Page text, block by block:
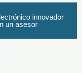
innovador
un asesor